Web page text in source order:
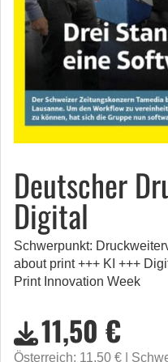
Deutscher
Digital
Schwerpunkt:
about print +++ KI +++
Print Innovation Week
11,50 €
Österreich: 11,50 €